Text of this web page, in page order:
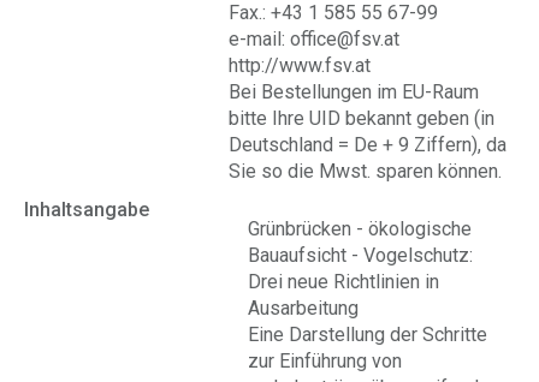
Fax.: +43 1 585 55 67-99
e-mail: office@fsv.at
http://www.fsv.at
Bei Bestellungen im EU-Raum
bitte Ihre UID bekannt geben (in
Deutschland = De + 9 Ziffern), da
Sie so die Mwst. sparen können.
Inhaltsangabe
Grünbrücken - ökologische
Bauaufsicht - Vogelschutz:
Drei neue Richtlinien in
Ausarbeitung
Eine Darstellung der Schritte
zur Einführung von